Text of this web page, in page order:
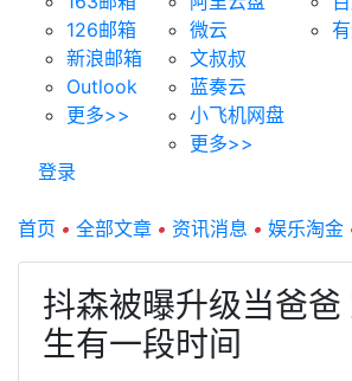
126邮箱
新浪邮箱
Outlook
更多>>
微云
文叔叔
蓝奏云
小飞机网盘
更多>>
登录
首页 • 全部文章 • 资讯消息 • 娱乐淘金
抖森被曝升级当爸爸
生有一段时间